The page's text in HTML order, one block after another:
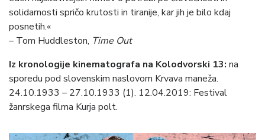
solidarnosti spričo krutosti in tiranije, kar jih je bilo kdaj
posnetih.«
– Tom Huddleston, Time Out
Iz kronologije kinematografa na Kolodvorski 13: na
sporedu pod slovenskim naslovom Krvava maneža.
24.10.1933 – 27.10.1933 (1). 12.04.2019: Festival
žanrskega filma Kurja polt.